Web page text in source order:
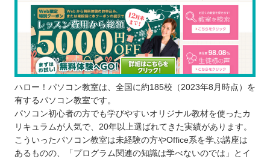
ハロー！パソコン教室は、全国に約185校（2023年8月時点）を
有するパソコン教室です。
パソコン初心者の方でも学びやすいオリジナル教材を使ったカ
リキュラムが人気で、20年以上選ばれてきた実績があります。
こういったパソコン教室は未経験の方やOffice系を学ぶ講座は
あるものの、「プログラム関連の知識は学べないのでは」とイ